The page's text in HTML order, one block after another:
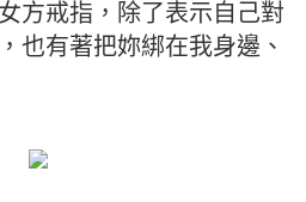
方戒指，除了表示自己對
也有著把妳綁在我身邊、